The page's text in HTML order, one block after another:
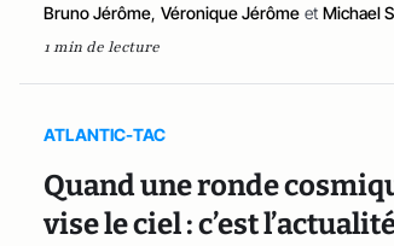
Bruno Jérôme, Véronique Jérôme et Michael
1 min de lecture
ATLANTIC-TAC
Quand une ronde
vise le ciel : c’est